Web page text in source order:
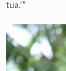
tua.’”